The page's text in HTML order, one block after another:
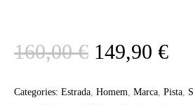
160,00€ O
preço
149,90 €O
Categories: Estrada, Homem, Marca, Pista,